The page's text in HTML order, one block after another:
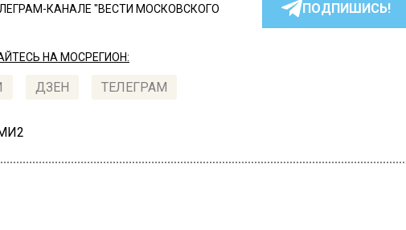
КАНАЛЕ "ВЕСТИ МОСКОВСКОГО
ПОДПИШИСЬ!
НА МОСРЕГИОН:
ДЗЕН ТЕЛЕГРАМ